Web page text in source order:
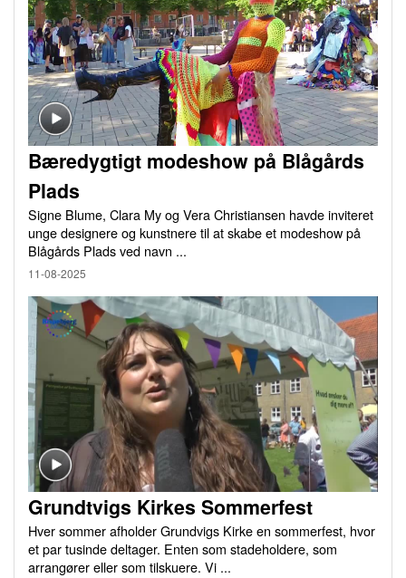
Bæredygtigt modeshow på Blågårds
Plads
Signe Blume, Clara My og Vera Christiansen havde inviteret
unge designere og kunstnere til at skabe et modeshow på
Blågårds Plads ved navn ...
11-08-2025
Grundtvigs Kirkes Sommerfest
Hver sommer afholder Grundvigs Kirke en sommerfest, hvor
et par tusinde deltager. Enten som stadeholdere, som
arrangører eller som tilskuere. Vi ...